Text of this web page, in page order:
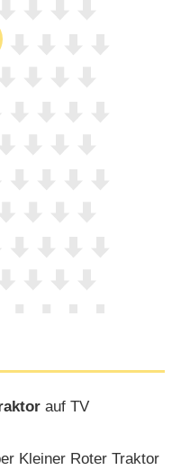
auf TV
Kleiner Roter Traktor